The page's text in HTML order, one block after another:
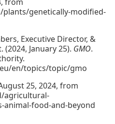
genetically-modified-
Executive Director, &
January 25). GMO.
en/topics/topic/gmo
25, 2024, from
agricultural-
food-and-beyond